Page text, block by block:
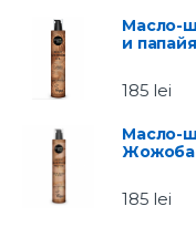
Масло-шиммер сухое для тела Карамель
и папайя
185 lei
Масло-шиммер сухое для тела Золото
185 lei